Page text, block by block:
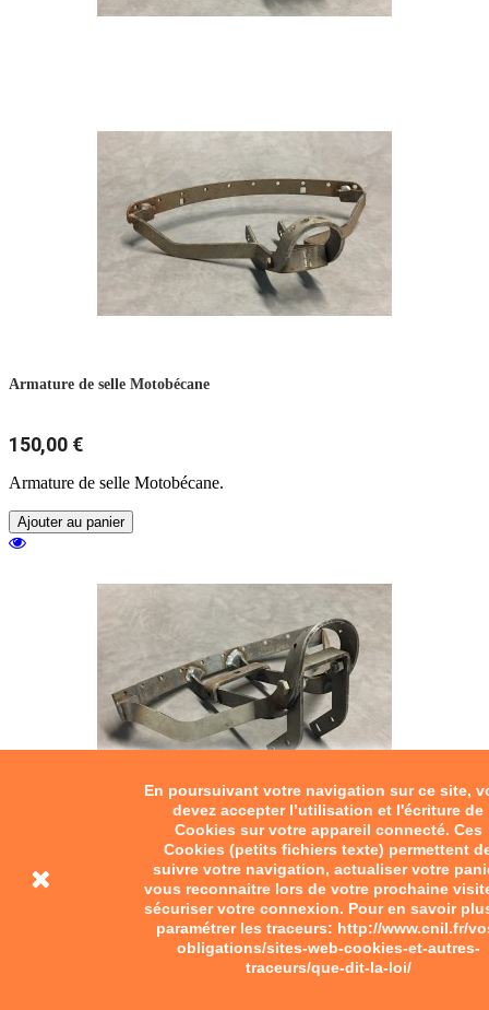
En poursuivant votre navigation sur ce site,
devez accepter l’utilisation et l'écriture de
Cookies sur votre appareil connecté. Ces
Cookies (petits fichiers texte) permettent
suivre votre navigation, actualiser votre
vous reconnaitre lors de votre prochaine
sécuriser votre connexion. Pour en savoir
paramétrer les traceurs: http://www.cnil.fr/
obligations/sites-web-cookies-et-autres-
traceurs/que-dit-la-loi/
Armature de selle Motobécane
150,00 €
Armature de selle Motobécane.
Ajouter au panier